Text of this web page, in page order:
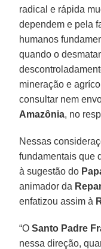
radical e rápida
dependem e pela
humanos
quando o
mineração e
consultar nem
Amazônia, no
Nessas
fundamentais que
à sugestão do
animador da
enfatizou assim à
“OSanto Padre
nessa direção,